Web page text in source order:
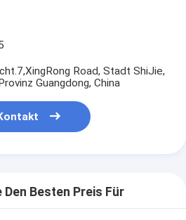
Road, Stadt ShiJie,
Guangdong, China
Den Besten Preis Für